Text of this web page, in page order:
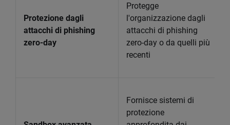
Protezione dagli
attacchi di phishing
zero-day
Protegge
l'organizzazione dagli
attacchi di phishing
zero-day o da quelli più
recenti
Fornisce sistemi di
protezione